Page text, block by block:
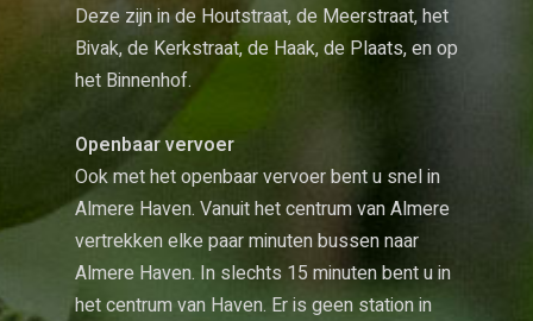
Deze zijn in de Houtstraat, de Meerstraat, het
Bivak, de Kerkstraat, de Haak, de Plaats, en op
het Binnenhof.
Openbaar vervoer
Ook met het openbaar vervoer bent u snel in
Almere Haven. Vanuit het centrum van Almere
vertrekken elke paar minuten bussen naar
Almere Haven. In slechts 15 minuten bent u in
het centrum van Haven. Er is geen station in